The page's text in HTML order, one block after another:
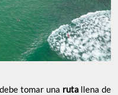
tomar una rutallena de